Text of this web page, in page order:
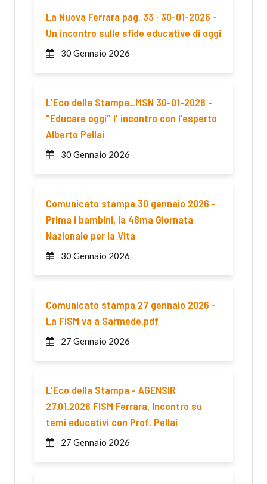
La Nuova Ferrara pag. 33 · 30-01-2026 -
Un incontro sulle sfide educative di oggi
30 Gennaio 2026
L'Eco della Stampa_MSN 30-01-2026 -
"Educare oggi" l' incontro con l'esperto
Alberto Pellai
30 Gennaio 2026
Comunicato stampa 30 gennaio 2026 -
Prima i bambini, la 48ma Giornata
Nazionale per la Vita
30 Gennaio 2026
Comunicato stampa 27 gennaio 2026 -
La FISM va a Sarmede.pdf
27 Gennaio 2026
L'Eco della Stampa - AGENSIR
27.01.2026 FISM Ferrara, Incontro su
temi educativi con Prof. Pellai
27 Gennaio 2026